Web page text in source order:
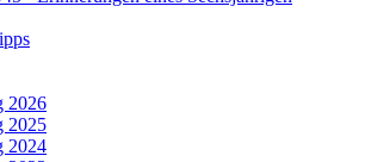
2026
2025
2024